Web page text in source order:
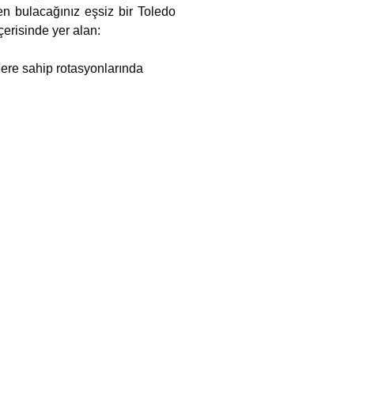
bulacağınız eşsiz bir Toledo
yer alan:
sahip rotasyonlarında